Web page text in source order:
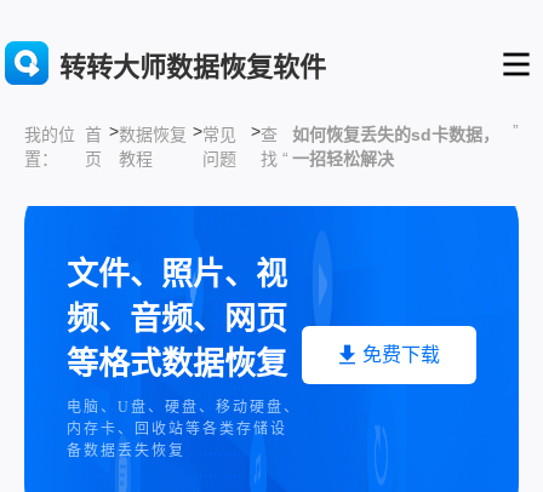
转转大师数据恢复软件
我的位
置：
首
页
>数据恢复
教程
>常见
问题
>查
找 “
如何恢复丢失的sd卡数据，
一招轻松解决
”
文件、照片、视
频、音频、网页
等格式数据恢复
电脑、U盘、硬盘、移动硬盘、
内存卡、回收站等各类存储设
备数据丢失恢复
免费下载